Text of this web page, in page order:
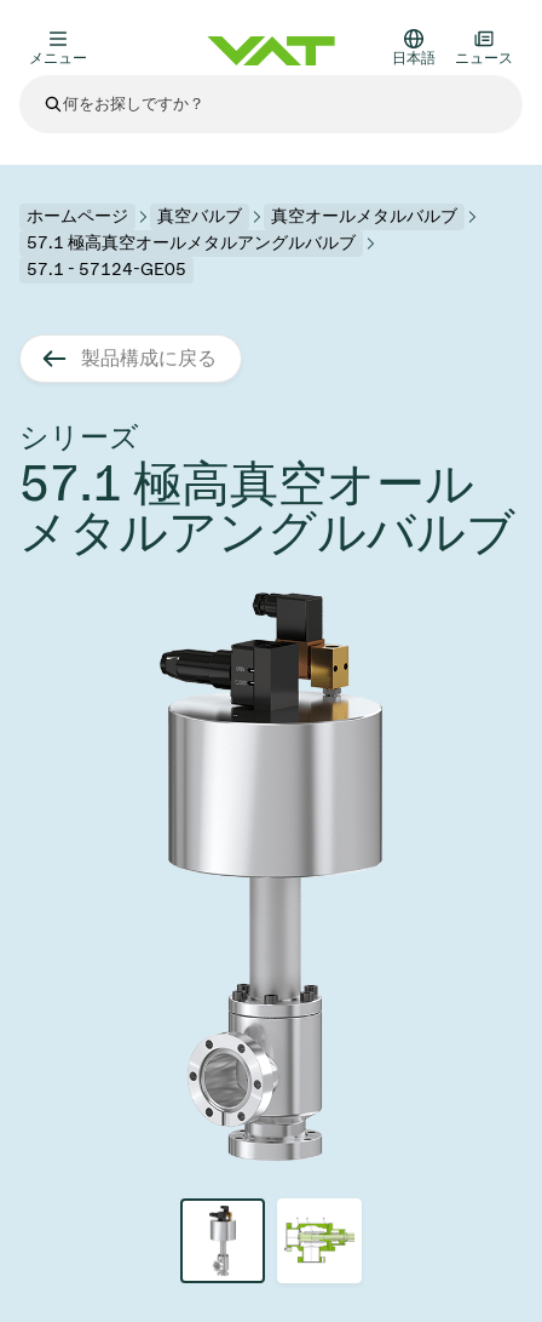
ニュース
9月 17, 2026 イベント情報
Semicon India 2026で精密技術を追求
し、進歩を支えます。
9月 2,
日本語
メニュー
真空バルブ
真空コントロールバルブ
真空アイソレーションバルブ
真空ゲートバルブ
真空アングルバルブ、インラインバルブ、シリンダーバル
真空バタフライバルブ
真空振り子式バルブ
緊急遮断/ビームストッパーバルブ
真空オールメタルバルブ
真空トランスファーバルブ
真空マルチバルブユニット
フランジコネクタとガスケット
VATエッジ溶接メタルベローズ
真空モジュール
かいけつさく
半導体製造
プロセスコントロールとアイソレーション
基板搬送
サブファブシステム
ディスプレイ製造
ディスプレイのドライエッチング
スパッタリング
薄膜封止(CVD)
OLED 蒸着
科学機器と医学
医療・医薬品分野
コーティング
真空炉
真空輸送
バッテリー製造
結晶成長
太陽電池薄膜の蒸着
サブファブシステム
宇宙シミュレーション
高エネルギー物理学
製品サービス
アップグレード＆レトロフィットソリューション
スペアパーツ
標準修理サービス
固定価格修理サービス
企業責任
インベストリレーションズ
Financial reports
Presentations
Shares and debt
コーポレートガバナンス
サプライチェーンマネジメント
ホームページ 真空バルブ
真空オールメタルバルブ
57.1 極高真空オールメタルアングルバルブ
57.1 - 57124-GE05
製品構成に戻る
シリーズ
57.1 極高真空オール
メタルアングルバルブ